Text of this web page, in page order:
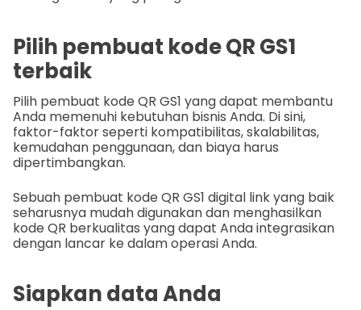
Pilih pembuat kode QR GS1
terbaik
Pilih pembuat kode QR GS1 yang dapat membantu
Anda memenuhi kebutuhan bisnis Anda. Di sini,
faktor-faktor seperti kompatibilitas, skalabilitas,
kemudahan penggunaan, dan biaya harus
dipertimbangkan.
Sebuah pembuat kode QR GS1 digital link yang baik
seharusnya mudah digunakan dan menghasilkan
kode QR berkualitas yang dapat Anda integrasikan
dengan lancar ke dalam operasi Anda.
Siapkan data Anda